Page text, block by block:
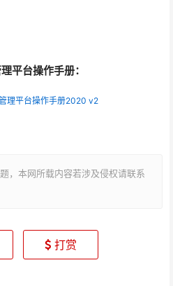
平台操作手册：
理平台操作手册2020 v2
，本网所载内容若涉及侵权请联系
打赏